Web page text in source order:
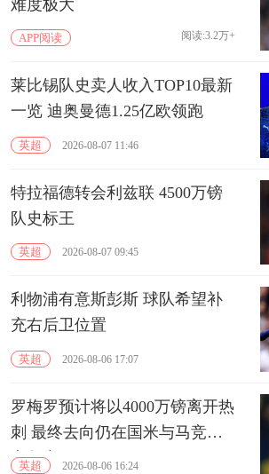
难度极大
APP阅读 阅读:3.2万+
莱比锡队史卖人收入TOP10最新
一览 迪奥曼德1.25亿欧领跑
英超 2026-08-07 11:46
特拉福德转会利兹联 4500万镑
队史标王
英超 2026-08-07 09:45
利物浦有意斯彭斯 球队希望补
充右后卫位置
英超 2026-08-06 17:07
罗梅罗预计将以4000万镑离开热
刺 最终去向仍在国米与马竞的
竞争中
英超 2026-08-06 16:24